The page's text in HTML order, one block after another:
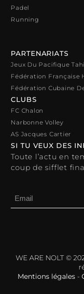
Padel
Running
PARTENARIATS
Jeux Du Pacifique
Fédération Française
Fédération Cubaine
CLUBS
FC Chalon
Narbonne Volley
AS Jacques Cartier
SI TU VEUX DES
Toute l’actu en
coup de sifflet
WE ARE NOLT ©
Mentions légales-